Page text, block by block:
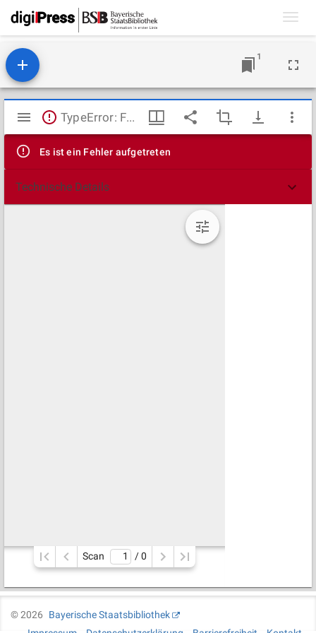
1
Mirador
Viewer
TypeError: Failed to fetch
Es ist ein Fehler aufgetreten
Technische Details
Scan / 0
©2026
Bayerische Staatsbibliothek